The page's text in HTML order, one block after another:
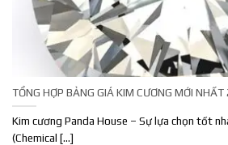
TỔNG HỢP BẢNG GIÁ KIM CƯƠNG MỚI
Kim cương Panda House – Sự lựa chọn tốt
(Chemical [...]